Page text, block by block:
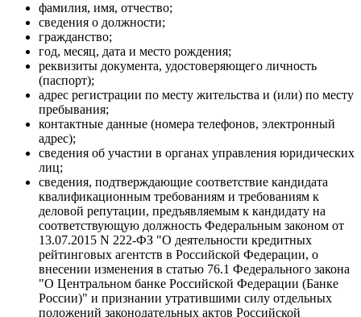
фамилия, имя, отчество;
сведения о должности;
гражданство;
год, месяц, дата и место рождения;
реквизиты документа, удостоверяющего личность
(паспорт);
адрес регистрации по месту жительства и (или) по месту
пребывания;
контактные данные (номера телефонов, электронный
адрес);
сведения об участии в органах управления юридических
лиц;
сведения, подтверждающие соответствие кандидата
квалификационным требованиям и требованиям к
деловой репутации, предъявляемым к кандидату на
соответствующую должность Федеральным законом от
13.07.2015 N 222-ФЗ "О деятельности кредитных
рейтинговых агентств в Российской Федерации, о
внесении изменения в статью 76.1 Федерального закона
"О Центральном банке Российской Федерации (Банке
России)" и признании утратившими силу отдельных
положений законодательных актов Российской